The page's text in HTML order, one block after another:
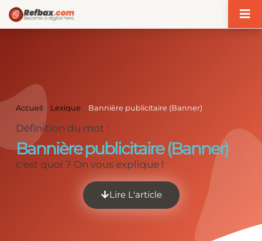
Accueil > Lexique > Bannière publicitaire (Banner)
Définition du mot :
Bannière publicitaire (Banner)
c'est quoi ? On vous explique !
Lire L'article
Panneau de gestion des cookies